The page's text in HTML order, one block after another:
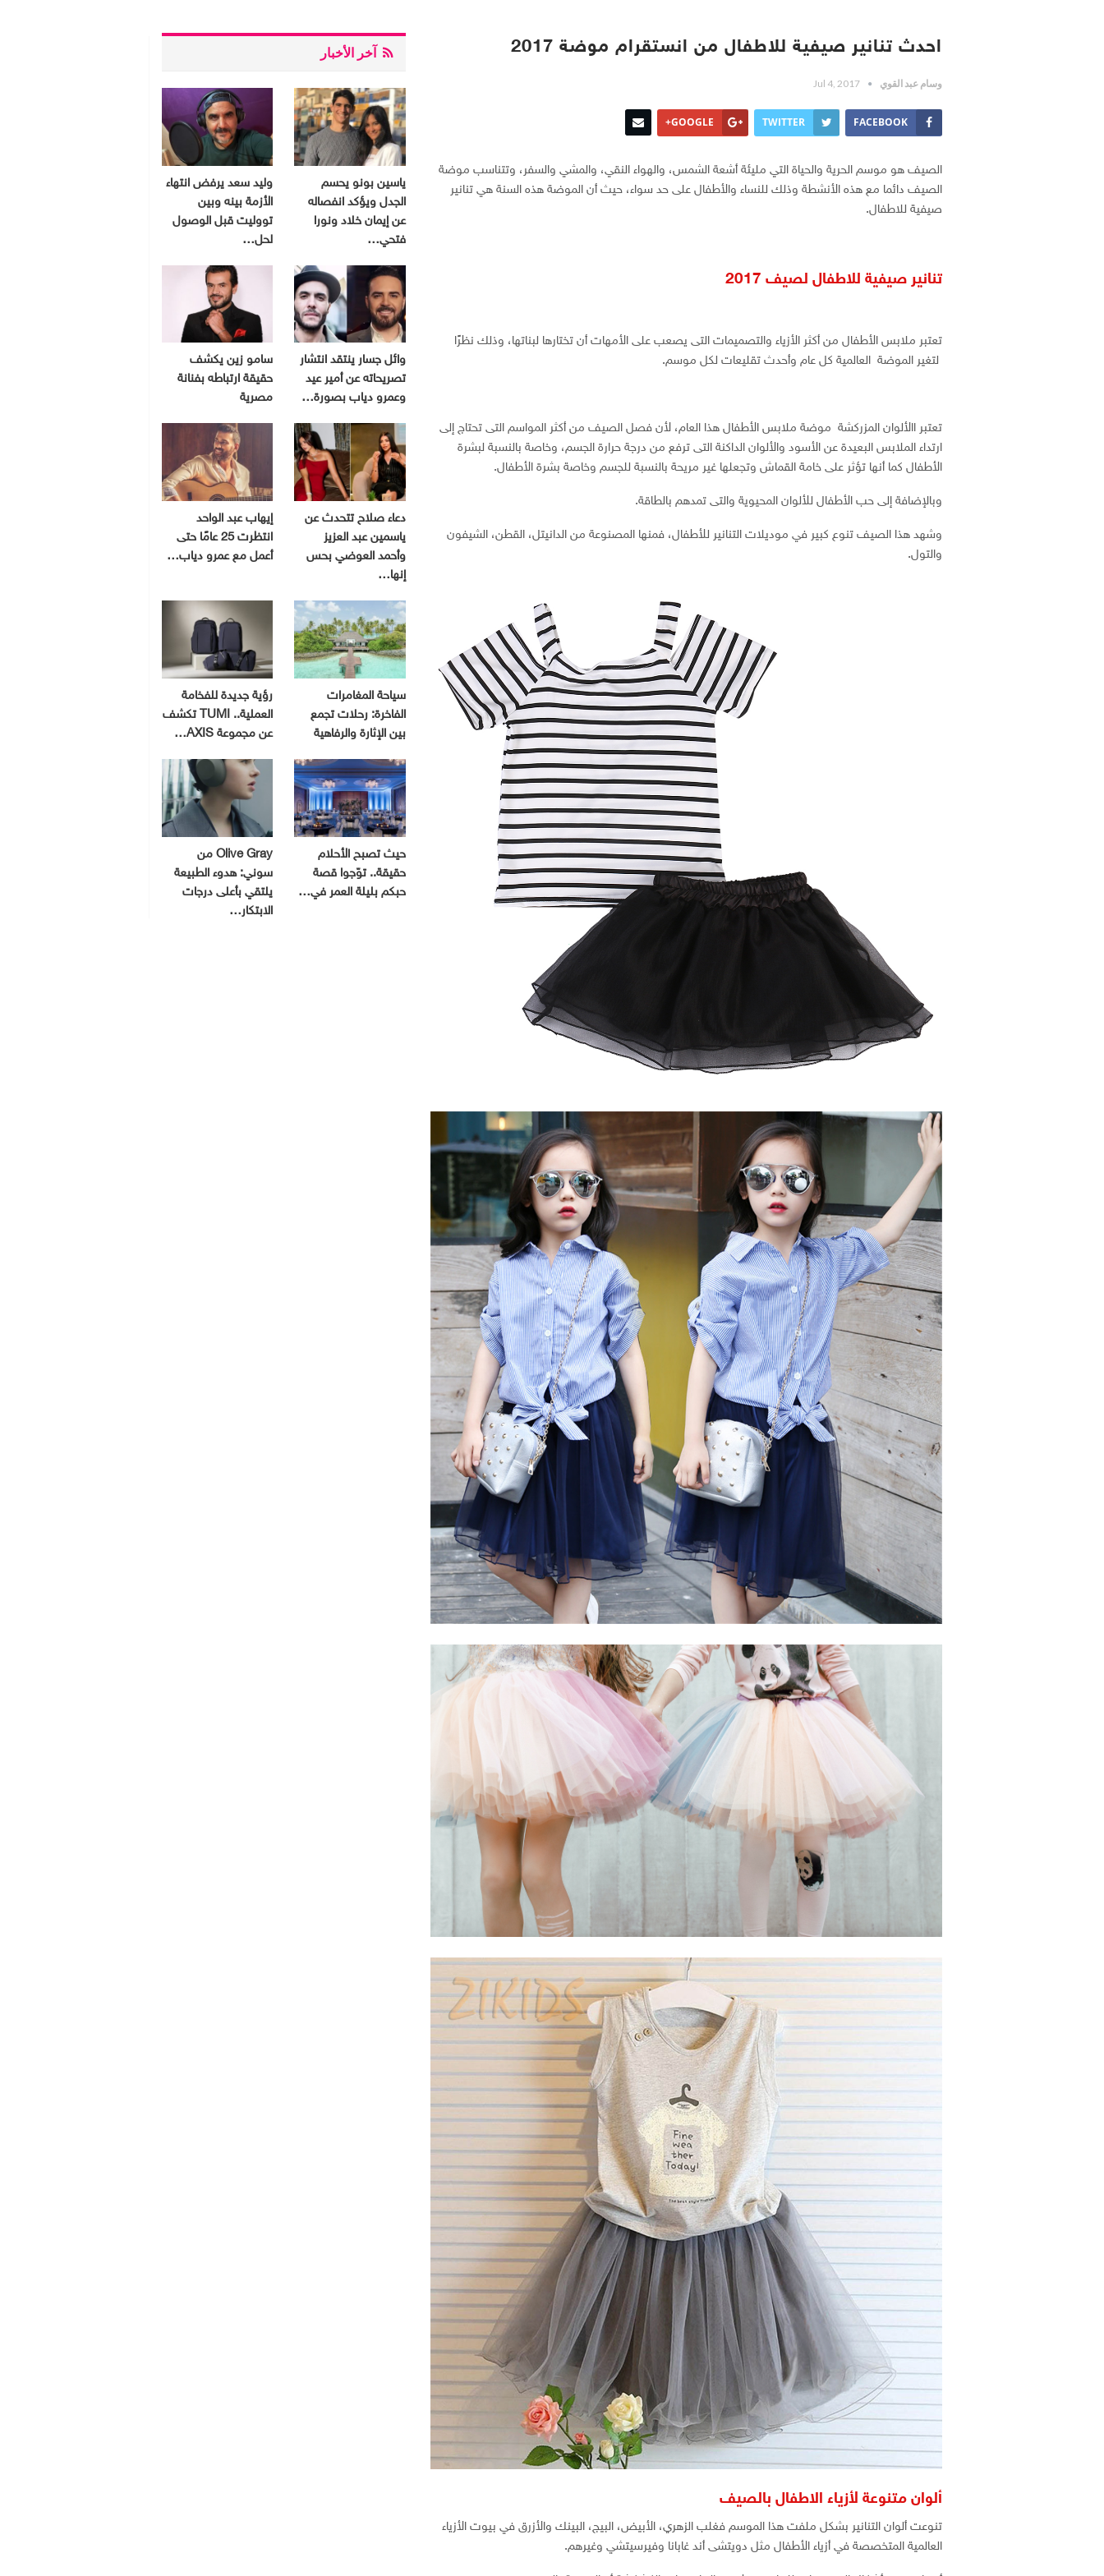
احدث تنانير صيفية للاطفال من انستقرام موضة 2017
وسام عبد القوي Jul 4, 2017
FACEBOOK
TWITTER
GOOGLE+
الصيف هو موسم الحرية والحياة التي مليئة أشعة الشمس، والهواء النقي، والمشي والسفر، وتتناسب موضة
الصيف دائما مع هذه الأنشطة وذلك للنساء والأطفال على حد سواء، حيث أن الموضة هذه السنة هي تنانير
صيفية للاطفال.
تنانير صيفية للاطفال لصيف 2017
تعتبر ملابس الأطفال من أكثر الأزياء والتصميمات التى يصعب على الأمهات أن تختارها لبناتها، وذلك نظرًا
لتغير الموضة العالمية كل عام وأحدث تقليعات لكل موسم.
تعتبر االألوان المزركشة موضة ملابس الأطفال هذا العام، لأن فصل الصيف من أكثر المواسم التى تحتاج إلى
ارتداء الملابس البعيدة عن الأسود والألوان الداكنة التى ترفع من درجة حرارة الجسم، وخاصة بالنسبة لبشرة
الأطفال كما أنها تؤثر على خامة القماش وتجعلها غير مريحة بالنسبة للجسم وخاصة بشرة الأطفال.
وبالإضافة إلى حب الأطفال للألوان المحيوية والتى تمدهم بالطاقة.
وشهد هذا الصيف تنوع كبير في موديلات التنانير للأطفال، فمنها المصنوعة من الدانيتل، القطن، الشيفون
والتول.
ألوان متنوعة لأزياء الاطفال بالصيف
تنوعت ألوان التنانير بشكل ملفت هذا الموسم فغلب الزهري، الأبيض، البيج، البينك والأزرق في بيوت الأزياء
العالمية المتخصصة في أزياء الأطفال مثل دويتشى أند غابانا وفيرسيتشي وغيرهم.
آخر الأخبار
ياسين بونو يحسم
الجدل ويؤكد انفصاله
عن إيمان خلاد ونورا
فتحي…
وليد سعد يرفض انتهاء
الأزمة بينه وبين
تووليت قبل الوصول
لحل…
وائل جسار ينتقد انتشار
تصريحاته عن أمير عيد
وعمرو دياب بصورة…
سامو زين يكشف
حقيقة ارتباطه بفنانة
مصرية
دعاء صلاح تتحدث عن
ياسمين عبد العزيز
وأحمد العوضي بحس
إنها…
إيهاب عبد الواحد
انتظرت 25 عامًا حتى
أعمل مع عمرو دياب…
سياحة المغامرات
الفاخرة: رحلات تجمع
بين الإثارة والرفاهية
رؤية جديدة للفخامة
العملية.. TUMI تكشف
عن مجموعة AXIS…
حيث تصبح الأحلام
حقيقة.. توّجوا قصة
حبكم بليلة العمر في…
Olive Gray من
سوني: هدوء الطبيعة
يلتقي بأعلى درجات
الابتكار…